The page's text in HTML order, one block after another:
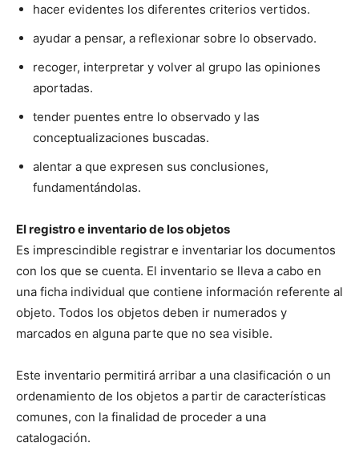
hacer evidentes los diferentes criterios vertidos.
ayudar a pensar, a reflexionar sobre lo observado.
recoger, interpretar y volver al grupo las opiniones
aportadas.
tender puentes entre lo observado y las
conceptualizaciones buscadas.
alentar a que expresen sus conclusiones,
fundamentándolas.
El registro e inventario de los objetos
Es imprescindible registrare inventariar los documentos
con los que se cuenta. El inventario se lleva a cabo en
una ficha individual que contiene información referente al
objeto. Todos los objetos deben ir numerados y
marcados en alguna parte que no sea visible.
Este inventario permitirá arribar a una clasificación o un
ordenamiento de los objetos a partir de características
comunes, con la finalidad de proceder a una
catalogación.